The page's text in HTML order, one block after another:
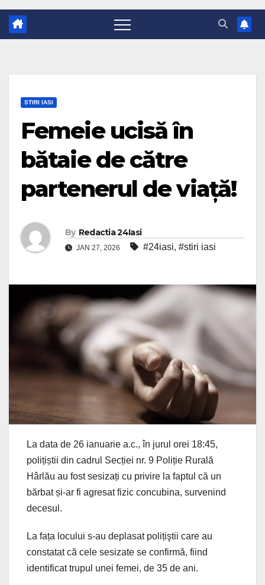
STIRI IASI
Femeie ucisă în
bătaie de către
partenerul de viață!
By Redactia 24Iasi
JAN 27, 2026 #24iasi, #stiri iasi
La data de 26 ianuarie a.c., în jurul orei 18:45,
polițiștii din cadrul Secției nr. 9 Poliție Rurală
Hârlău au fost sesizați cu privire la faptul că un
bărbat și-ar fi agresat fizic concubina, survenind
decesul.
La fața locului s-au deplasat polițiştii care au
constatat că cele sesizate se confirmă, fiind
identificat trupul unei femei, de 35 de ani.